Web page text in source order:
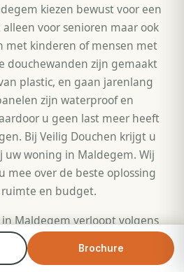
Brochure
kiezen bewust voor een
voor senioren maar ook
met kinderen of mensen met
douchewanden zijn gemaakt
plastic, en gaan jarenlang
zijn waterproof en
u geen last meer heeft
Bij Veilig Douchen krijgt u
uw woning in Maldegem. Wij
mee over de beste oplossing
en budget.
Maldegem verloopt volgens
Eerst komt één van onze
een vrijblijvend advies. Wij
Brochure